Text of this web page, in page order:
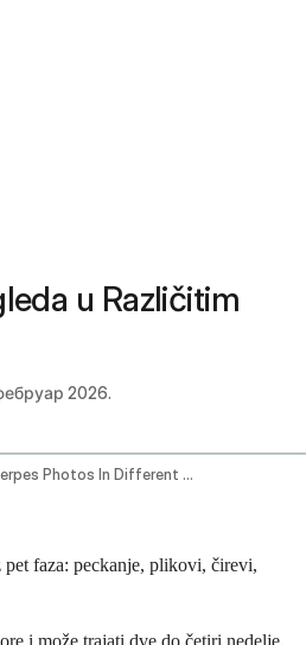
u Različitim
2026.
Herpes Photos In Different Stages
faza: peckanje, plikovi, čirevi,